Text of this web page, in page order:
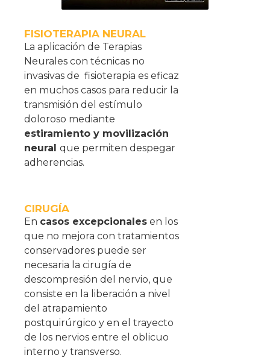
FISIOTERAPIA NEURAL
La aplicación de Terapias
Neurales con técnicas no
invasivas de fisioterapia es eficaz
en muchos casos para reducir la
transmisión del estímulo
doloroso mediante
estiramiento y movilización
neural que permiten despegar
adherencias.
CIRUGÍA
En casos excepcionales en los
que no mejora con tratamientos
conservadores puede ser
necesaria la cirugía de
descompresión del nervio, que
consiste en la liberación a nivel
del atrapamiento
postquirúrgico y en el trayecto
de los nervios entre el oblicuo
interno y transverso.